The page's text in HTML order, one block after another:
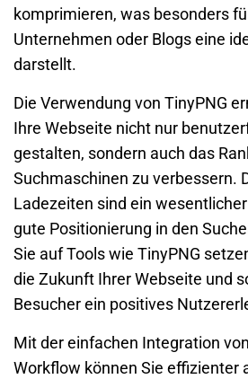
komprimieren, was besonders
Unternehmen oder Blogs eine
darstellt.
Die Verwendung von TinyPNG
Ihre Webseite nicht nur
gestalten, sondern auch das
Suchmaschinen zu verbessern.
Ladezeiten sind ein
gute Positionierung in den
Sie auf Tools wie TinyPNG
die Zukunft Ihrer Webseite und
Besucher ein positives
Mit der einfachen Integration
Workflow können Sie effizienter